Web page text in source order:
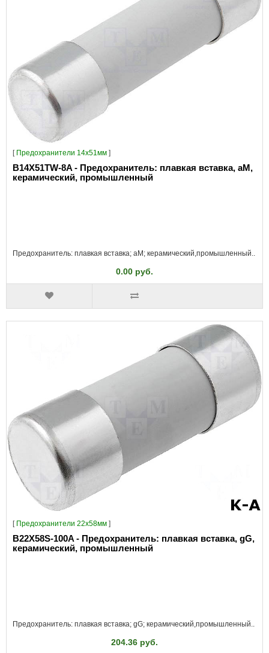
[ Предохранители 14x51мм ]
B14X51TW-8A - Предохранитель: плавкая вставка, aM,
керамический, промышленный
Предохранитель: плавкая вставка; aM; керамический,промышленный..
0.00 руб.
[ Предохранители 22x58мм ]
B22X58S-100A - Предохранитель: плавкая вставка, gG,
керамический, промышленный
Предохранитель: плавкая вставка; gG; керамический,промышленный..
204.36 руб.